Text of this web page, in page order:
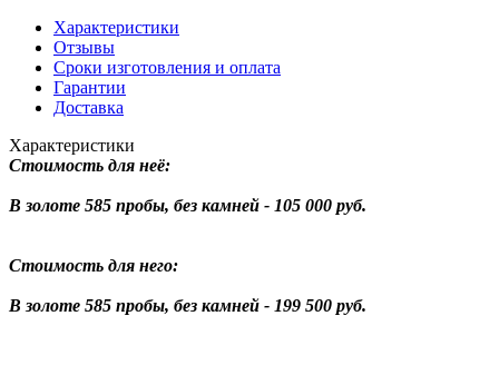
Характеристики
Отзывы
Сроки изготовления и оплата
Гарантии
Доставка
Характеристики
Стоимость для неё:
В золоте 585 пробы, без камней - 105 000 руб.
Стоимость для него:
В золоте 585 пробы, без камней - 199 500 руб.